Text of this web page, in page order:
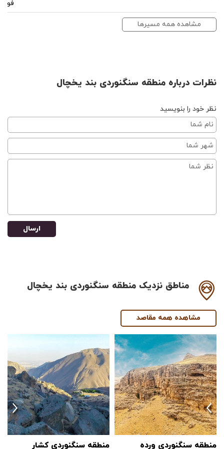
مشاهده همه مسیرها
نظرات درباره منطقه سنگنوردی بند یخچال
نظر خود را بنویسید
ارسال
مناطق نزدیک منطقه سنگنوردی بند یخچال
مشاهده همه مقاصد
منطقه سنگنوردی ورده منطقه سنگنوردی کشار